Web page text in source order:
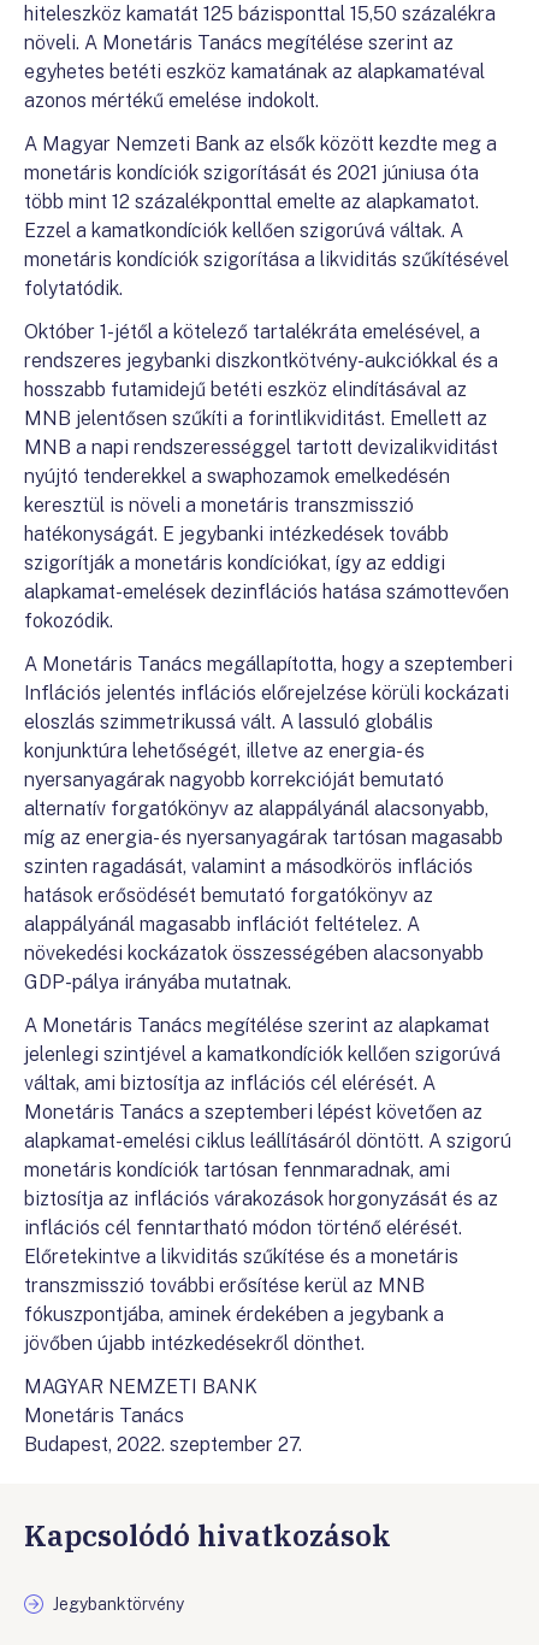
hiteleszköz kamatát 125 bázisponttal 15,50 százalékra
növeli. A Monetáris Tanács megítélése szerint az
egyhetes betéti eszköz kamatának az alapkamatéval
azonos mértékű emelése indokolt.
A Magyar Nemzeti Bank az elsők között kezdte meg a
monetáris kondíciók szigorítását és 2021 júniusa óta
több mint 12 százalékponttal emelte az alapkamatot.
Ezzel a kamatkondíciók kellően szigorúvá váltak. A
monetáris kondíciók szigorítása a likviditás szűkítésével
folytatódik.
Október 1-jétől a kötelező tartalékráta emelésével, a
rendszeres jegybanki diszkontkötvény-aukciókkal és a
hosszabb futamidejű betéti eszköz elindításával az
MNB jelentősen szűkíti a forintlikviditást. Emellett az
MNB a napi rendszerességgel tartott devizalikviditást
nyújtó tenderekkel a swaphozamok emelkedésén
keresztül is növeli a monetáris transzmisszió
hatékonyságát. E jegybanki intézkedések tovább
szigorítják a monetáris kondíciókat, így az eddigi
alapkamat-emelések dezinflációs hatása számottevően
fokozódik.
A Monetáris Tanács megállapította, hogy a szeptemberi
Inflációs jelentés inflációs előrejelzése körüli kockázati
eloszlás szimmetrikussá vált. A lassuló globális
konjunktúra lehetőségét, illetve az energia- és
nyersanyagárak nagyobb korrekcióját bemutató
alternatív forgatókönyv az alappályánál alacsonyabb,
míg az energia- és nyersanyagárak tartósan magasabb
szinten ragadását, valamint a másodkörös inflációs
hatások erősödését bemutató forgatókönyv az
alappályánál magasabb inflációt feltételez. A
növekedési kockázatok összességében alacsonyabb
GDP-pálya irányába mutatnak.
A Monetáris Tanács megítélése szerint az alapkamat
jelenlegi szintjével a kamatkondíciók kellően szigorúvá
váltak, ami biztosítja az inflációs cél elérését. A
Monetáris Tanács a szeptemberi lépést követően az
alapkamat-emelési ciklus leállításáról döntött. A szigorú
monetáris kondíciók tartósan fennmaradnak, ami
biztosítja az inflációs várakozások horgonyzását és az
inflációs cél fenntartható módon történő elérését.
Előretekintve a likviditás szűkítése és a monetáris
transzmisszió további erősítése kerül az MNB
fókuszpontjába, aminek érdekében a jegybank a
jövőben újabb intézkedésekről dönthet.
MAGYAR NEMZETI BANK
Monetáris Tanács
Budapest, 2022. szeptember 27.
Kapcsolódó hivatkozások
Jegybanktörvény